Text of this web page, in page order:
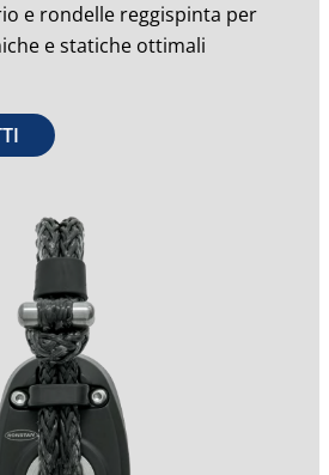
e rondelle reggispinta per
e statiche ottimali